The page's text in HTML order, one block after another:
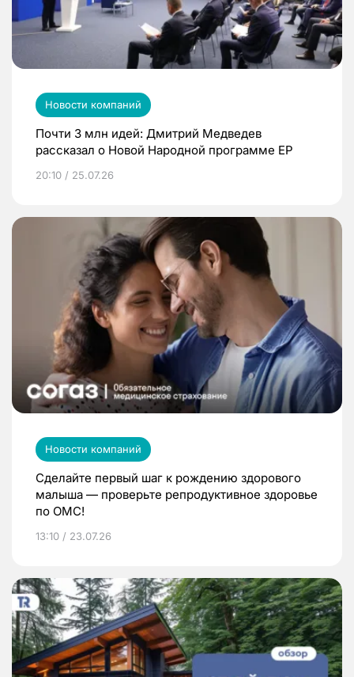
Новости компаний
Почти 3 млн идей: Дмитрий Медведев
рассказал о Новой Народной программе ЕР
20:10 / 25.07.26
Новости компаний
Сделайте первый шаг к рождению здорового
малыша — проверьте репродуктивное здоровье
по ОМС!
13:10 / 23.07.26